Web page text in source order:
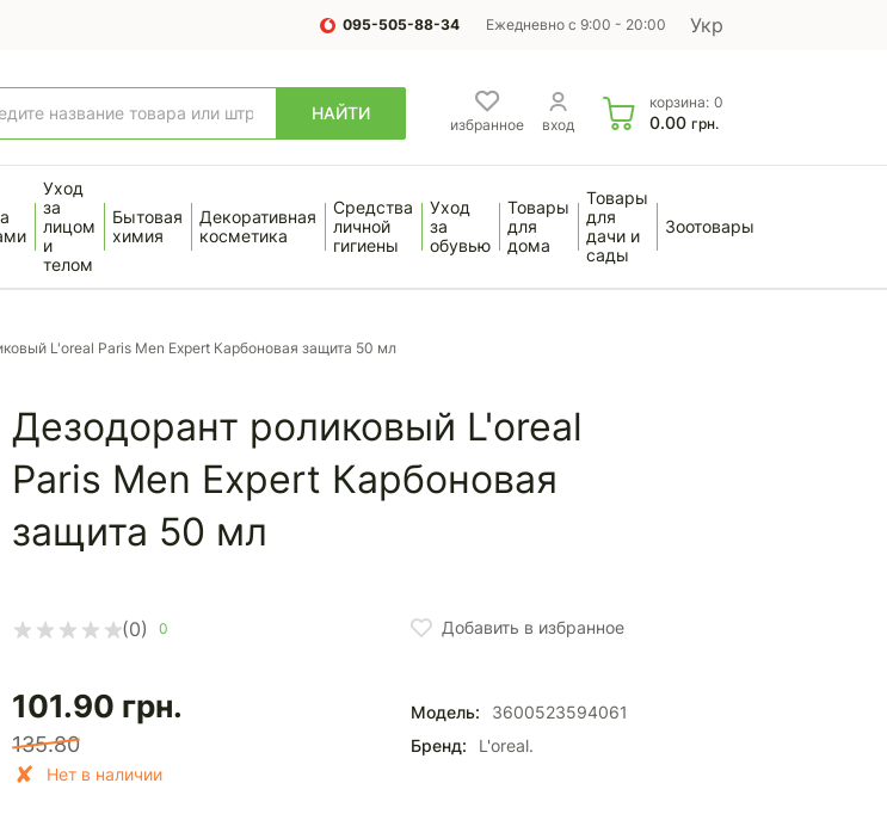
095-505-88-34 Ежедневно с 9:00 - 20:00 Укр
НАЙТИ
избранное вход
корзина: 0
0.00 грн.
Уход
за
лицом
и
телом
Бытовая
химия
Декоративная
косметика
Средства
личной
гигиены
Уход
за
обувью
Товары
для
дома
Товары
для
дачи и
сады
Зоотовары
L'oreal Paris Men Expert Карбоновая защита 50 мл
Дезодорант роликовый L'oreal
Paris Men Expert Карбоновая
защита 50 мл
(0) 0
101.90 грн.
135.80
Нет в наличии
Добавить в избранное
Модель:
3600523594061
Бренд:
L'oreal.